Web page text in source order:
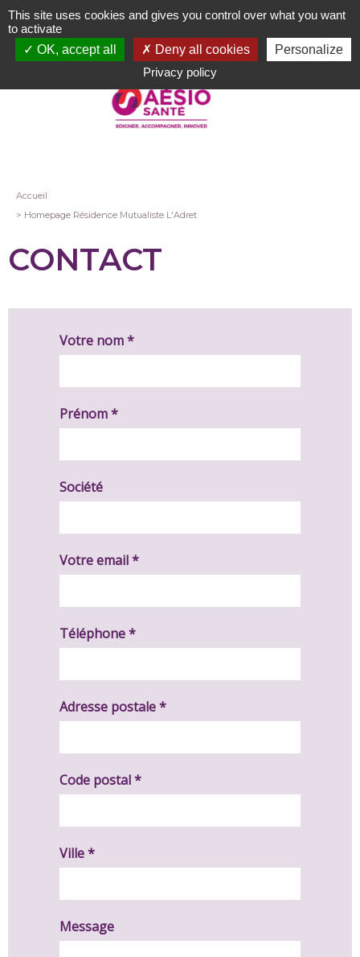
Aller
au
contenu
Fil
Accueil
Homepage Résidence Mutualiste L'Adret
CONTACT
Votre nom *
Prénom *
Société
Votre email *
Téléphone *
Adresse postale *
Code postal *
Ville *
Message
This site uses cookies and gives you control over what you want
to activate
OK, accept all
Deny all cookies
Personalize
Privacy policy